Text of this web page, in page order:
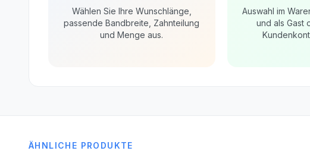
Wählen Sie Ihre Wunschlänge,
passende Bandbreite, Zahnteilung
und Menge aus.
Auswahl im
und als Gast
ÄHNLICHE PRODUKTE